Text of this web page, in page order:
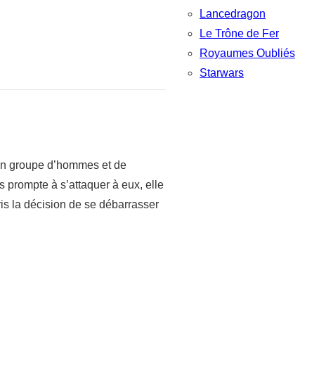
groupe d’hommes et de
à s’attaquer à eux, elle
la décision de se débarrasser
Lancedragon
Le Trône de Fer
Royaumes Oubliés
Starwars